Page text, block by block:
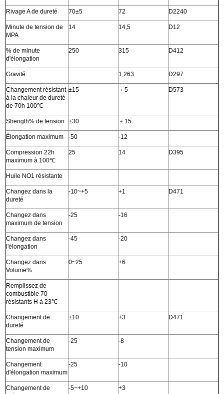
Rivage A de dureté 70±5 72 D2240
Minute de tension de
MPA
14 14,5 D12
% de minute
d'élongation
250 315 D412
Gravité 1,263 D297
Changement résistant
à la chaleur de dureté
de 70h 100℃
±15 ﹢5 D573
Strength% de tension ±30 ﹢15
Élongation maximum -50 -12
Compression 22h
maximum à 100℃
25 14 D395
Huile NO1 résistante
Changez dans la
dureté
-10~+5 +1 D471
Changez dans
maximum de tension
-25 -16
Changez dans
l'élongation
-45 -20
Changez dans
Volume%
0~25 +6
Remplissez de
combustible 70
résistants H à 23℃
Changement de
dureté
±10 +3 D471
Changement de
tension maximum
-25 -8
Changement
d'élongation maximum
-25 -10
Changement de
-5~+10 +3